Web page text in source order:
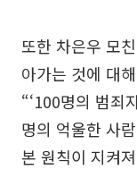
또한 차은우 모
아가는 것에 대
“‘100명의 범죄
명의 억울한 사
본 원칙이 지켜